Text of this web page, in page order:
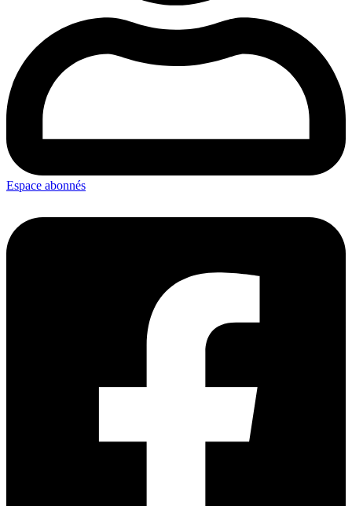
Espace abonnés